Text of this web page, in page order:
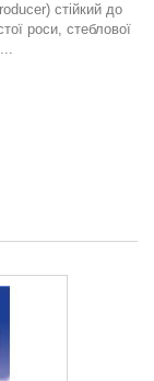
стійкий до
роси, стеблової